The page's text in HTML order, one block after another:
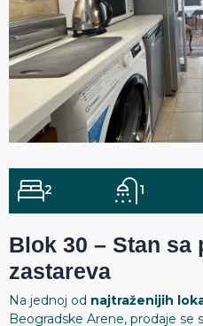
2 1
Blok 30 – Stan sa
zastareva
Na jednoj od najtraženijih
Beogradske Arene, prodaje se